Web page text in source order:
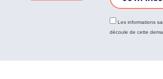
Les informations
découle de cette